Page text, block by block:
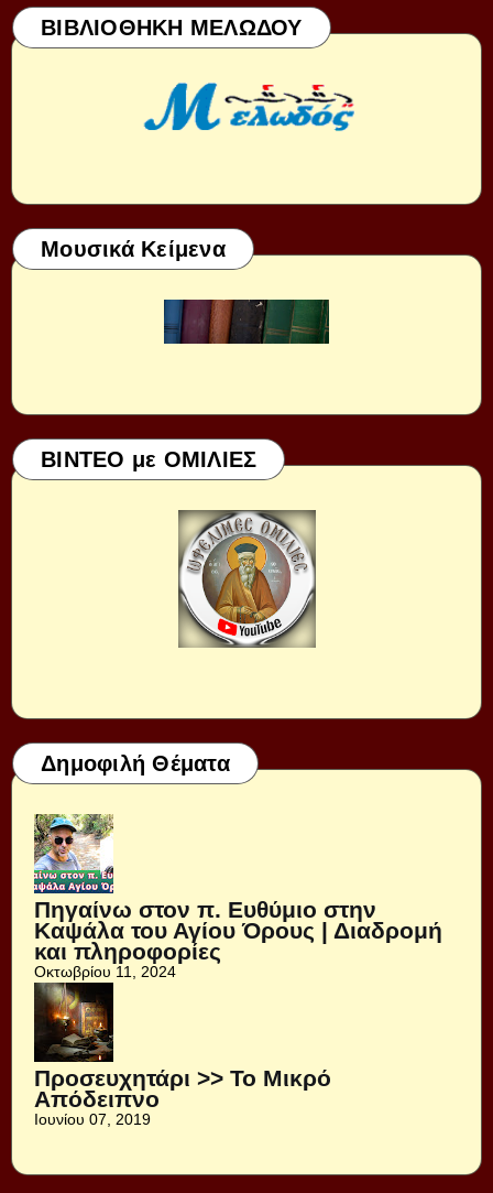
ΒΙΒΛΙΟΘΗΚΗ ΜΕΛΩΔΟΥ
Μουσικά Κείμενα
ΒΙΝΤΕΟ με ΟΜΙΛΙΕΣ
Δημοφιλή Θέματα
Πηγαίνω στον π. Ευθύμιο στην
Καψάλα του Αγίου Όρους | Διαδρομή
και πληροφορίες
Οκτωβρίου 11, 2024
Προσευχητάρι >> Το Μικρό
Απόδειπνο
Ιουνίου 07, 2019